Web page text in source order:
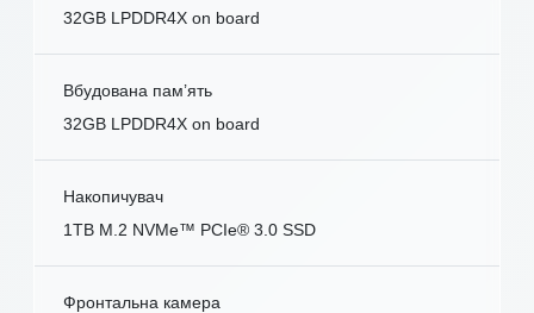
32GB LPDDR4X on board
Вбудована пам’ять
32GB LPDDR4X on board
Накопичувач
1TB M.2 NVMe™ PCIe® 3.0 SSD
Фронтальна камера